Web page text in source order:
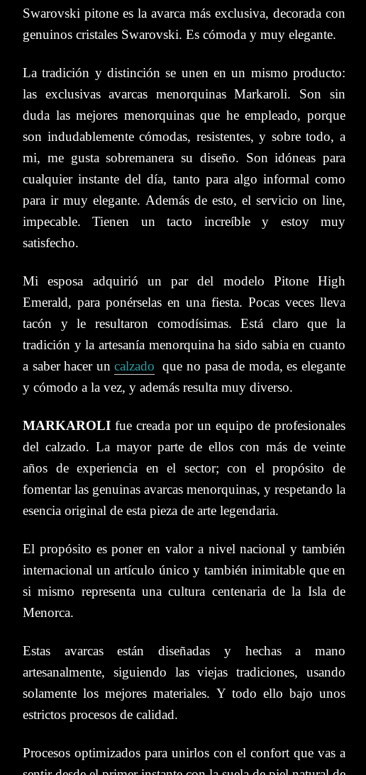
Swarovski pitone es la avarca más exclusiva, decorada con
genuinos cristales Swarovski. Es cómoda y muy elegante.
La tradición y distinción se unen en un mismo producto:
las exclusivas avarcas menorquinas Markaroli. Son sin
duda las mejores menorquinas que he empleado, porque
son indudablemente cómodas, resistentes, y sobre todo, a
mi, me gusta sobremanera su diseño. Son idóneas para
cualquier instante del día, tanto para algo informal como
para ir muy elegante. Además de esto, el servicio on line,
impecable. Tienen un tacto increíble y estoy muy
satisfecho.
Mi esposa adquirió un par del modelo Pitone High
Emerald, para ponérselas en una fiesta. Pocas veces lleva
tacón y le resultaron comodísimas. Está claro que la
tradición y la artesanía menorquina ha sido sabia en cuanto
a saber hacer un calzado que no pasa de moda, es elegante
y cómodo a la vez, y además resulta muy diverso.
MARKAROLI fue creada por un equipo de profesionales
del calzado. La mayor parte de ellos con más de veinte
años de experiencia en el sector; con el propósito de
fomentar las genuinas avarcas menorquinas, y respetando la
esencia original de esta pieza de arte legendaria.
El propósito es poner en valor a nivel nacional y también
internacional un artículo único y también inimitable que en
si mismo representa una cultura centenaria de la Isla de
Menorca.
Estas avarcas están diseñadas y hechas a mano
artesanalmente, siguiendo las viejas tradiciones, usando
solamente los mejores materiales. Y todo ello bajo unos
estrictos procesos de calidad.
Procesos optimizados para unirlos con el confort que vas a